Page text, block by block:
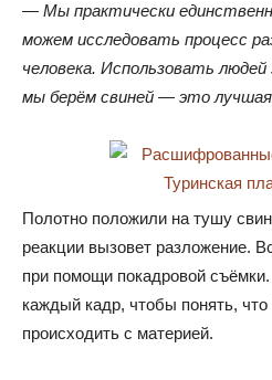
— Мы практически
можем исследовать процесс
человека. Использовать людей
мы берём свиней — это
Полотно положили на тушу
реакции вызовет разложение.
при помощи покадровой съёмки.
каждый кадр, чтобы понять, что
происходить с материей.